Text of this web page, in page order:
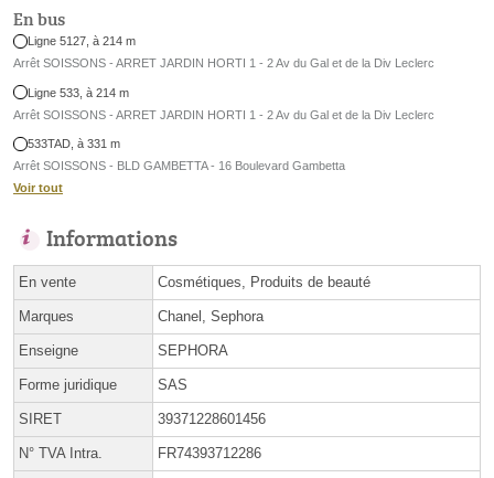
En bus
Ligne 5127, à 214 m
Arrêt SOISSONS - ARRET JARDIN HORTI 1 - 2 Av du Gal et de la Div Leclerc
Ligne 533, à 214 m
Arrêt SOISSONS - ARRET JARDIN HORTI 1 - 2 Av du Gal et de la Div Leclerc
533TAD, à 331 m
Arrêt SOISSONS - BLD GAMBETTA - 16 Boulevard Gambetta
Voir tout
Informations
En vente Cosmétiques, Produits de beauté
Marques Chanel, Sephora
Enseigne SEPHORA
Forme juridique SAS
SIRET 39371228601456
N° TVA Intra. FR74393712286